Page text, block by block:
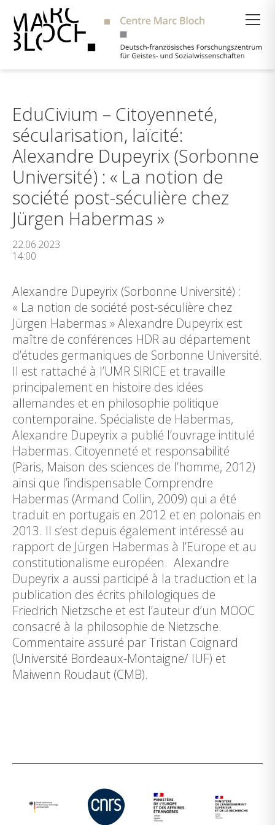
EduCivium – Citoyenneté,
sécularisation, laïcité:
Alexandre Dupeyrix (Sorbonne
Université) : « La notion de
société post-séculière chez
Jürgen Habermas »
22.06.2023
14:00
Alexandre Dupeyrix (Sorbonne Université) :
« La notion de société post-séculière chez
Jürgen Habermas » Alexandre Dupeyrix est
maître de conférences HDR au département
d’études germaniques de Sorbonne Université.
Il est rattaché à l’UMR SIRICE et travaille
principalement en histoire des idées
allemandes et en philosophie politique
contemporaine. Spécialiste de Habermas,
Alexandre Dupeyrix a publié l’ouvrage intitulé
Habermas. Citoyenneté et responsabilité
(Paris, Maison des sciences de l’homme, 2012)
ainsi que l’indispensable Comprendre
Habermas (Armand Collin, 2009) qui a été
traduit en portugais en 2012 et en polonais en
2013. Il s’est depuis également intéressé au
rapport de Jürgen Habermas à l’Europe et au
constitutionalisme européen. Alexandre
Dupeyrix a aussi participé à la traduction et la
publication des écrits philologiques de
Friedrich Nietzsche et est l’auteur d’un MOOC
consacré à la philosophie de Nietzsche.
Commentaire assuré par Tristan Coignard
(Université Bordeaux-Montaigne/ IUF) et
Maiwenn Roudaut (CMB).